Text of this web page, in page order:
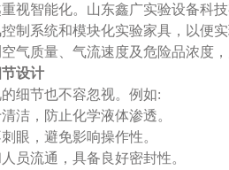
视智能化。山东鑫广实验设备科
制系统和模块化实验家具，以便
气质量、气流速度及危险品浓度
设计
细节也不容忽视。例如:
洁，防止化学液体渗透。
眼，避免影响操作性。
员流通，具备良好密封性。